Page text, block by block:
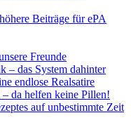
Beiträge für ePA
Freunde
– das System dahinter
endlose Realsatire
da helfen keine Pillen!
auf unbestimmte Zeit